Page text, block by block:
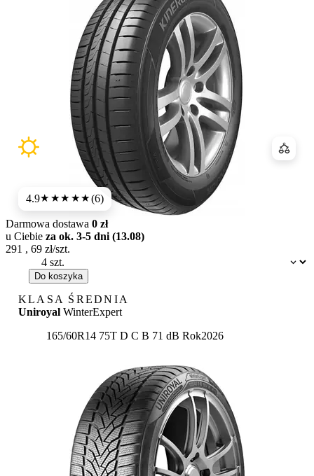
4.9★★★★★(6)
Dostępność:
Darmowa dostawa 0 zł
u Ciebie za ok. 3-5 dni (13.08)
291 , 69 zł/szt.
Do koszyka
KLASA ŚREDNIA
Uniroyal WinterExpert
165/60R14 75T Etykieta:
D C B 71 dB Rok2026